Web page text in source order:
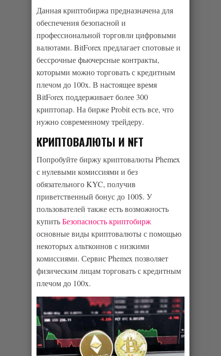
Данная криптобиржа предназначена для
обеспечения безопасной и
профессиональной торговли цифровыми
валютами. BitForex предлагает спотовые и
бессрочные фьючерсные контракты,
которыми можно торговать с кредитным
плечом до 100x. В настоящее время
BitForex поддерживает более 300
криптопар. На бирже Probit есть все, что
нужно современному трейдеру.
КРИПТОВАЛЮТЫ И NFT
Попробуйте биржу криптовалюты Phemex
с нулевыми комиссиями и без
обязательного KYC, получив
приветственный бонус до 100$. У
пользователей также есть возможность
купитьБезопасность криптобирж
основные виды криптовалюты с помощью
некоторых альткоинов с низкими
комиссиями. Сервис Phemex позволяет
физическим лицам торговать с кредитным
плечом до 100x.